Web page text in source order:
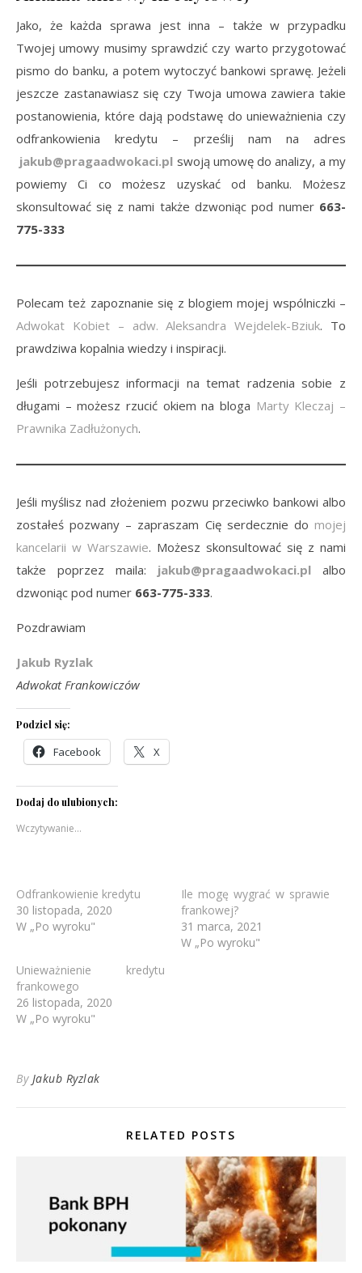
Jako, że każda sprawa jest inna – także w przypadku
Twojej umowy musimy sprawdzić czy warto przygotować
pismo do banku, a potem wytoczyć bankowi sprawę. Jeżeli
jeszcze zastanawiasz się czy Twoja umowa zawiera takie
postanowienia, które dają podstawę do unieważnienia czy
odfrankowienia kredytu – prześlij nam na adres
jakub@pragaadwokaci.pl swoją umowę do analizy, a my
powiemy Ci co możesz uzyskać od banku. Możesz
skonsultować się z nami także dzwoniąc pod numer 663-
775-333
Polecam też zapoznanie się z blogiem mojej wspólniczki –
Adwokat Kobiet – adw. Aleksandra Wejdelek-Bziuk. To
prawdziwa kopalnia wiedzy i inspiracji.
Jeśli potrzebujesz informacji na temat radzenia sobie z
długami – możesz rzucić okiem na bloga Marty Kleczaj –
Prawnika Zadłużonych.
Jeśli myślisz nad złożeniem pozwu przeciwko bankowi albo
zostałeś pozwany – zapraszam Cię serdecznie do mojej
kancelarii w Warszawie. Możesz skonsultować się z nami
także poprzez maila: jakub@pragaadwokaci.pl albo
dzwoniąc pod numer 663-775-333.
Pozdrawiam
Jakub Ryzlak
Adwokat Frankowiczów
Podziel się:
Facebook X
Dodaj do ulubionych:
Wczytywanie…
Odfrankowienie kredytu
30 listopada, 2020
W „Po wyroku"
Ile mogę wygrać w sprawie
frankowej?
31 marca, 2021
W „Po wyroku"
Unieważnienie kredytu
frankowego
26 listopada, 2020
W „Po wyroku"
By Jakub Ryzlak
RELATED POSTS